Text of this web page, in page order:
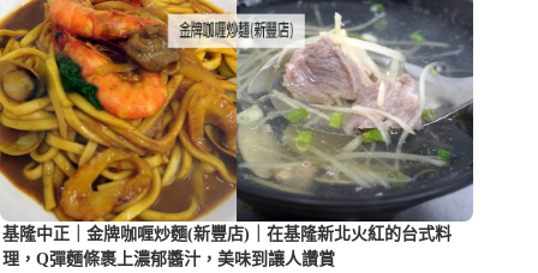
基隆中正｜金牌咖喱炒麵(新豐店)｜在基隆新北火紅的台式料
理，Q彈麵條裹上濃郁醬汁，美味到讓人讚賞